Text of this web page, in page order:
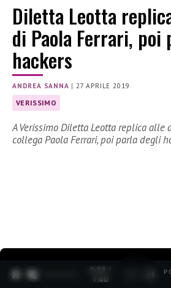
Diletta Leotta
di Paola Ferrari, poi
hackers
ANDREA SANNA |27 APRILE 2019
VERISSIMO
A Verissimo Diletta Leotta replica alle
collega Paola Ferrari, poi parla degli
0:30 /
1:40